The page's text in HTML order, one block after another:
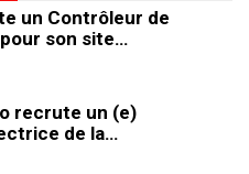
un Contrôleur de
son site…
recrute un (e)
de la…